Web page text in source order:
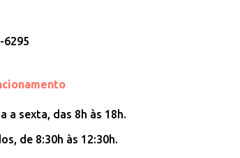
6295
a sexta, das 8h às 18h.
de 8:30h às 12:30h.